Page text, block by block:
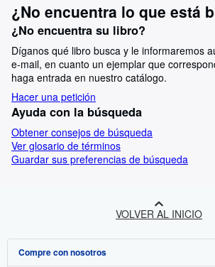
¿No encuentra lo que está
¿No encuentra su libro?
Díganos qué libro busca y le informaremos
e-mail, en cuanto un ejemplar que
haga entrada en nuestro catálogo.
Hacer una petición
Ayuda con la búsqueda
Obtener consejos de búsqueda
Ver glosario de términos
Guardar sus preferencias de búsqueda
VOLVER AL INICIO
Compre con nosotros